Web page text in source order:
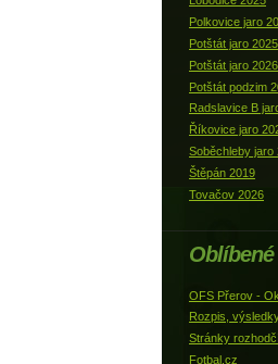
Polkovice jaro
Potštát jaro 2025
Potštát jaro 2026
Potštát podzim
Radslavice B
Říkovice jaro
Soběchleby jaro
Štěpán 2019
Tovačov 2026
OFS Přerov -
Rozpis,
Stránky
Fotbal.cz